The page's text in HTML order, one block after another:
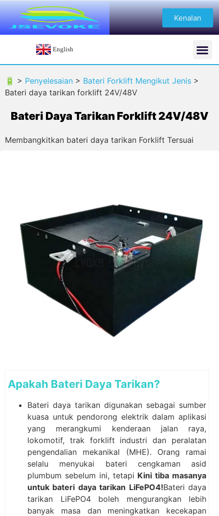
Kenalan
English
🔋 > Penyelesaian > Bateri Forklift Mengikut Jenis >
Bateri daya tarikan forklift 24V/48V
Bateri Daya Tarikan Forklift 24V/48V
Membangkitkan bateri daya tarikan Forklift Tersuai
Apakah Bateri Daya Tarikan?
Bateri daya tarikan digunakan sebagai sumber
kuasa untuk pendorong elektrik dalam aplikasi
yang merangkumi kenderaan jalan raya,
lokomotif, trak forklift industri dan peralatan
pengendalian mekanikal (MHE). Orang ramai
selalu menyukai bateri cengkaman asid
plumbum sebelum ini, tetapi Kini tiba masanya
untuk bateri daya tarikan LiFePO4!Bateri daya
tarikan LiFePO4 boleh mengurangkan lebih
banyak masa dan meningkatkan kecekapan